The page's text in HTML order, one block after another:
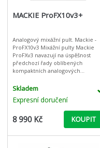
MACKIE ProFX10v3+
Analogový mixážní pult. Mackie -
ProFX10v3 Mixážní pulty Mackie
ProFXv3 navazují na úspěšnost
předchozí řady oblíbených
kompaktních analogových
praktických funkcí platí za
Skladem
Expresní doručení
8 990 Kč KOUPIT